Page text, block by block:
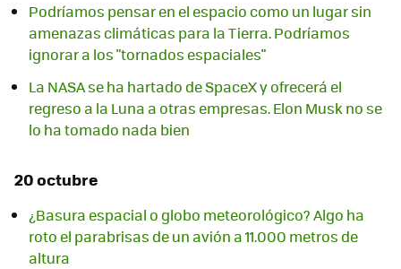
Podríamos pensar en el espacio como un lugar sin
amenazas climáticas para la Tierra. Podríamos
ignorar a los "tornados espaciales"
La NASA se ha hartado de SpaceX y ofrecerá el
regreso a la Luna a otras empresas. Elon Musk no se
lo ha tomado nada bien
20 octubre
¿Basura espacial o globo meteorológico? Algo ha
roto el parabrisas de un avión a 11.000 metros de
altura